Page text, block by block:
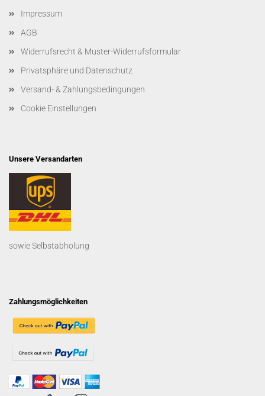
Impressum
AGB
Widerrufsrecht & Muster-Widerrufsformular
Privatsphäre und Datenschutz
Versand- & Zahlungsbedingungen
Cookie Einstellungen
Unsere Versandarten
sowie Selbstabholung
Zahlungsmöglichkeiten